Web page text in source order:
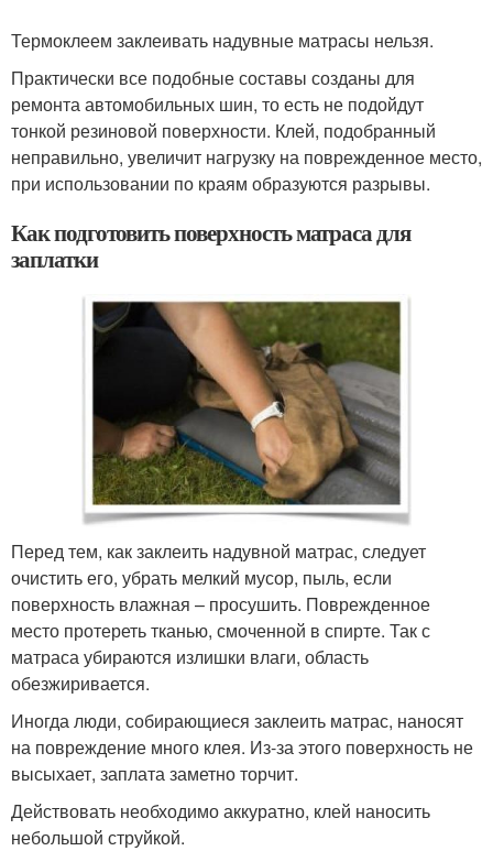
Термоклеем заклеивать надувные матрасы нельзя.
Практически все подобные составы созданы для
ремонта автомобильных шин, то есть не подойдут
тонкой резиновой поверхности. Клей, подобранный
неправильно, увеличит нагрузку на поврежденное место,
при использовании по краям образуются разрывы.
Как подготовить поверхность матраса для
заплатки
Перед тем, как заклеить надувной матрас, следует
очистить его, убрать мелкий мусор, пыль, если
поверхность влажная – просушить. Поврежденное
место протереть тканью, смоченной в спирте. Так с
матраса убираются излишки влаги, область
обезжиривается.
Иногда люди, собирающиеся заклеить матрас, наносят
на повреждение много клея. Из-за этого поверхность не
высыхает, заплата заметно торчит.
Действовать необходимо аккуратно, клей наносить
небольшой струйкой.